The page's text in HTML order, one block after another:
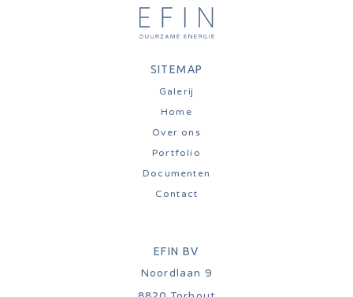
SITEMAP
Galerij
Home
Over ons
Portfolio
Documenten
Contact
EFIN BV
Noordlaan 9